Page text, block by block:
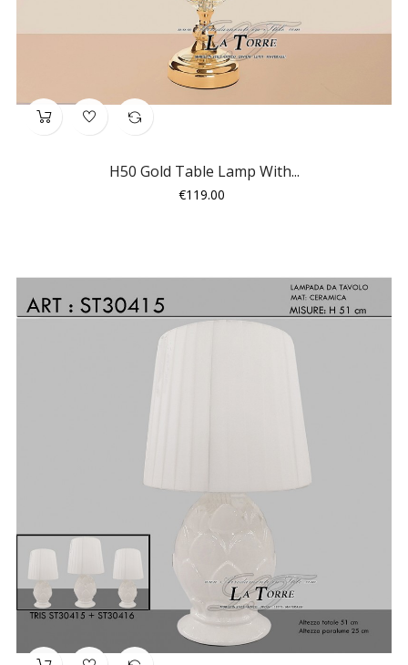
H50 Gold Table Lamp With...
Price
€119.00